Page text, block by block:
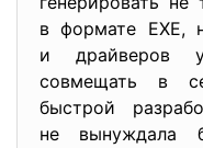
в формате ЕХЕ,
и драйверов
совмещать в
быстрой
не